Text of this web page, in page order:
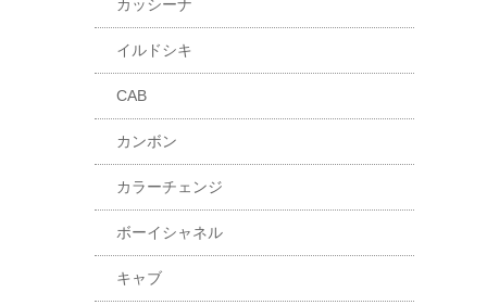
カッシーナ
イルドシキ
CAB
カンボン
カラーチェンジ
ボーイシャネル
キャブ